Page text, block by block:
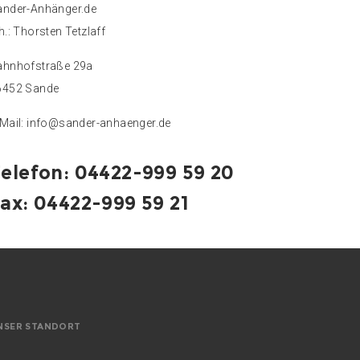
Anhänger.de
Thorsten Tetzlaff
29a
Sande
info@sander-anhaenger.de
04422-999 59 20
04422-999 59 21
STANDORT